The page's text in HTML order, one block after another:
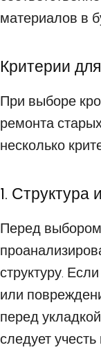
материалов в
Критерии
При выборе
ремонта
несколько
1. Структура
Перед
структуру.
или
перед
следует